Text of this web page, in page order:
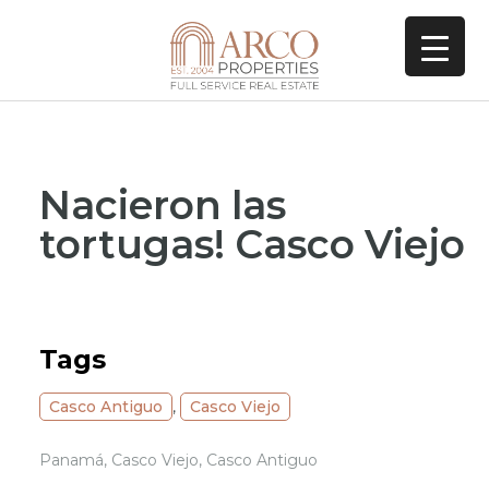
Nacieron las
tortugas! Casco Viejo
Tags
Casco Antiguo , Casco Viejo
Panamá, Casco Viejo, Casco Antiguo